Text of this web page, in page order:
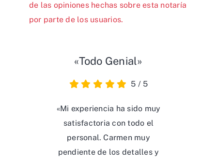
de las opiniones hechas sobre esta notaría
por parte de los usuarios.
«Todo Genial»
5 / 5
«Mi experiencia ha sido muy
satisfactoria con todo el
personal. Carmen muy
pendiente de los detalles y